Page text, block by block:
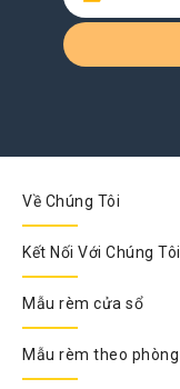
Về Chúng Tôi
Kết Nối Với Chúng Tôi
Mẫu rèm cửa sổ
Mẫu rèm theo phòng